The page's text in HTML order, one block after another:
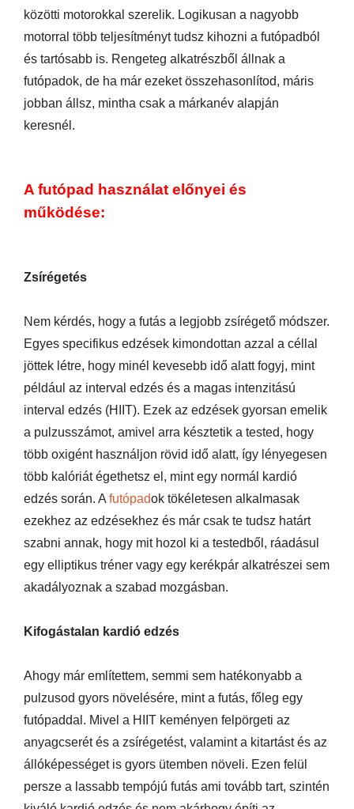
közötti motorokkal szerelik. Logikusan a nagyobb
motorral több teljesítményt tudsz kihozni a futópadból
és tartósabb is. Rengeteg alkatrészből állnak a
futópadok, de ha már ezeket összehasonlítod, máris
jobban állsz, mintha csak a márkanév alapján
keresnél.
A futópad használat előnyei és
működése:
Zsírégetés
Nem kérdés, hogy a futás a legjobb zsírégető módszer.
Egyes specifikus edzések kimondottan azzal a céllal
jöttek létre, hogy minél kevesebb idő alatt fogyj, mint
például az interval edzés és a magas intenzitású
interval edzés (HIIT). Ezek az edzések gyorsan emelik
a pulzusszámot, amivel arra késztetik a tested, hogy
több oxigént használjon rövid idő alatt, így lényegesen
több kalóriát égethetsz el, mint egy normál kardió
edzés során. Afutópadok tökéletesen alkalmasak
ezekhez az edzésekhez és már csak te tudsz határt
szabni annak, hogy mit hozol ki a testedből, ráadásul
egy elliptikus tréner vagy egy kerékpár alkatrészei sem
akadályoznak a szabad mozgásban.
Kifogástalan kardió edzés
Ahogy már említettem, semmi sem hatékonyabb a
pulzusod gyors növelésére, mint a futás, főleg egy
futópaddal. Mivel a HIIT keményen felpörgeti az
anyagcserét és a zsírégetést, valamint a kitartást és az
állóképességet is gyors ütemben növeli. Ezen felül
persze a lassabb tempójú futás ami tovább tart, szintén